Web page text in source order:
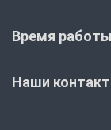
Время работы
Наши